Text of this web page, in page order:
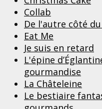
Collab
De l'autre côté
Eat Me
Je suis en retard
L'épine
gourmandise
La Châteleine
Le bestiaire